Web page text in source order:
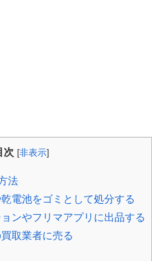
次 [非表示]
法
電池をゴミとして処分する
ンやフリマアプリに出品する
取業者に売る